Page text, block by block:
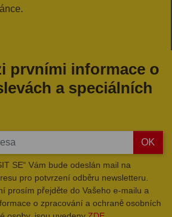
prvními informace o
a speciálních
OK
SE“ Vám bude odeslán mail na
pro potvrzení odběru newsletteru.
prosím přejděte do Vašeho e-mailu a
o zpracování a ochraně osobních